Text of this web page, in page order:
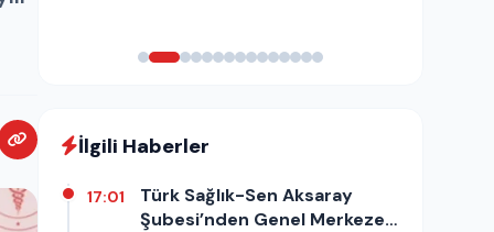
İlgili Haberler
17:01
Türk Sağlık-Sen Aksaray
Şubesi’nden Genel Merkeze